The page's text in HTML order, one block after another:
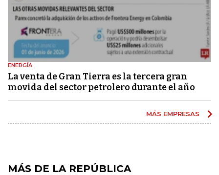
ENERGÍA
La venta de Gran Tierra es la tercera gran
movida del sector petrolero durante el año
MÁS EMPRESAS
MÁS DE LA REPÚBLICA